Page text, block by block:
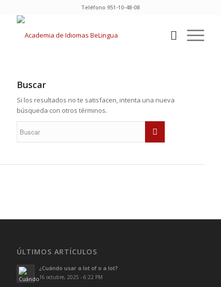
Teléfono 951-10-48-08
Buscar
Si los resultados no te satisfacen, intenta una nueva
búsqueda con otros términos.
ÚLTIMOS ARTÍCULOS
¿Cuándo usar a lot of o a lot?
16 octubre, 2025 - 6:22 PM